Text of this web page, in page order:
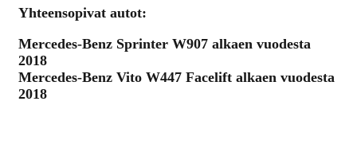
Yhteensopivat autot:
Mercedes-Benz Sprinter W907 alkaen vuodesta
2018
Mercedes-Benz Vito W447 Facelift alkaen vuodesta
2018